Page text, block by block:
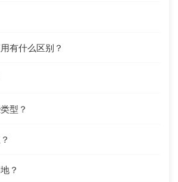
有什么区别？
型？
？